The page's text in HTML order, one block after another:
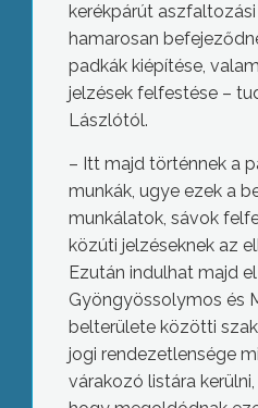
kerékpárút
hamarosan
padkák kiépítése,
jelzések felfestése –
Lászlótól.
– Itt majd történnek a
munkák, ugye ezek a
munkálatok, sávok
közúti jelzéseknek az
Ezután indulhat majd
Gyöngyössolymos és
belterülete közötti
jogi rendezetlensége
várakozó listára